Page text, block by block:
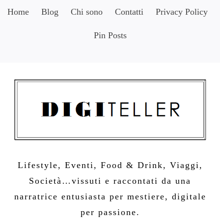
SkipHome Blog Chi sono Contatti Privacy Policy
Pin Posts
Lifestyle, Eventi, Food & Drink, Viaggi,
Società…vissuti e raccontati da una
narratrice entusiasta per mestiere, digitale
per passione.